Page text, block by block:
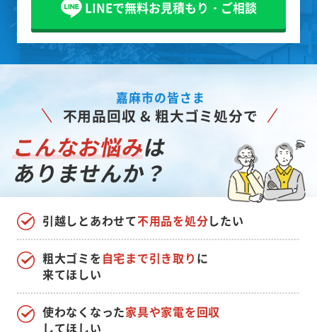
LINEで無料お見積もり・ご相談
嘉麻市の皆さま
不用品回収 & 粗大ゴミ処分で
こんなお悩みは
ありませんか？
引越しとあわせて不用品を処分したい
使わなくなった家具や家電を回収
してほしい
粗大ゴミを自宅まで引き取り に
来てほしい